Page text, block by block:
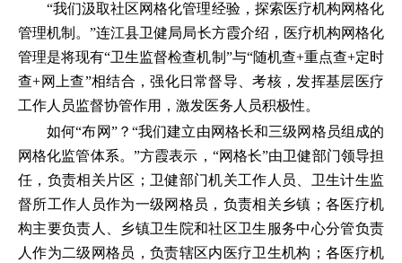
“我们汲取社区网格化管理经验，探索医疗机构网格化
管理机制。”连江县卫健局局长方霞介绍，医疗机构网格化
管理是将现有“卫生监督检查机制”与“随机查+重点查+定时
查+网上查”相结合，强化日常督导、考核，发挥基层医疗
工作人员监督协管作用，激发医务人员积极性。
如何“布网”？“我们建立由网格长和三级网格员组成的
网格化监管体系。”方霞表示，“网格长”由卫健部门领导担
任，负责相关片区；卫健部门机关工作人员、卫生计生监
督所工作人员作为一级网格员，负责相关乡镇；各医疗机
构主要负责人、乡镇卫生院和社区卫生服务中心分管负责
人作为二级网格员，负责辖区内医疗卫生机构；各医疗机